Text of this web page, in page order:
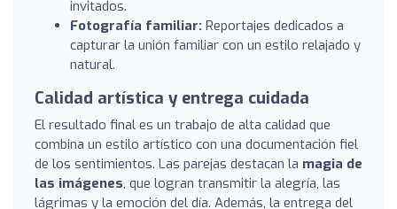
invitados.
Fotografía familiar: Reportajes dedicados a
capturar la unión familiar con un estilo relajado y
natural.
Calidad artística y entrega cuidada
El resultado final es un trabajo de alta calidad que
combina un estilo artístico con una documentación fiel
de los sentimientos. Las parejas destacan la magia de
las imágenes, que logran transmitir la alegría, las
lágrimas y la emoción del día. Además, la entrega del